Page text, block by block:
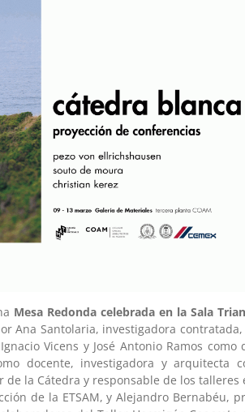
Mesa Redonda celebrada en la Sala
Ana Santolaria, investigadora contratada,
Vicens y José Antonio Ramos como
docente, investigadora y arquitecta
la Cátedra y responsable de los
de la ETSAM, y Alejandro Bernabéu,